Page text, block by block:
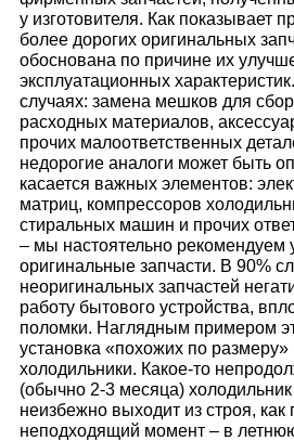
у изготовителя. Как показывает
более дорогих оригинальных
обоснована по причине их
эксплуатационных
случаях: замена мешков для
расходных материалов,
прочих малоответственных
недорогие аналоги может быть
касается важных элементов:
матриц, компрессоров
стиральных машин и прочих
– мы настоятельно рекомендуем
оригинальные запчасти. В 90%
неоригинальных запчастей
работу бытового устройства,
поломки. Наглядным примером
установка «похожих по
холодильники. Какое-то
(обычно 2-3 месяца) холодильник
неизбежно выходит из строя,
неподходящий момент – в